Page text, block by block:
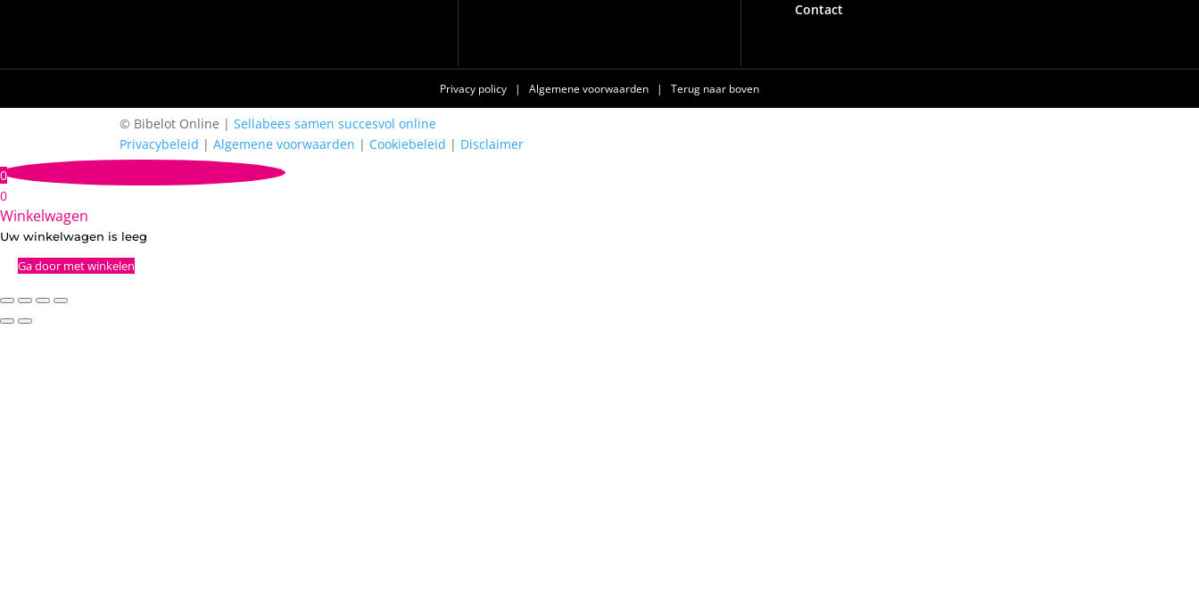
Contact
Privacy policy | Algemene voorwaarden | Terug naar boven
© Bibelot Online |Sellabees samen succesvol online
Privacybeleid |Algemene voorwaarden | Cookiebeleid | Disclaimer
0
0
Winkelwagen
Uw winkelwagen is leeg
Ga door met winkelen